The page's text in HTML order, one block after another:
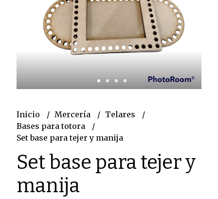
Inicio Mercería
Telares
Bases para totora
Set base para tejer y manija
Set base para tejer y
manija